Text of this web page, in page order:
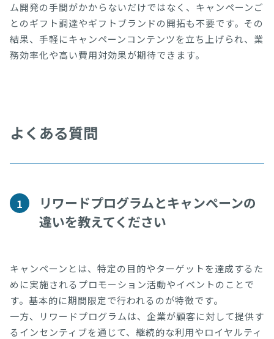
ム開発の手間がかからないだけではなく、キャンペーンご
とのギフト調達やギフトブランドの開拓も不要です。その
結果、手軽にキャンペーンコンテンツを立ち上げられ、業
務効率化や高い費用対効果が期待できます。
よくある質問
1
リワードプログラムとキャンペーンの
違いを教えてください
キャンペーンとは、特定の目的やターゲットを達成するた
めに実施されるプロモーション活動やイベントのことで
す。基本的に期間限定で行われるのが特徴です。
一方、リワードプログラムは、企業が顧客に対して提供す
るインセンティブを通じて、継続的な利用やロイヤルティ